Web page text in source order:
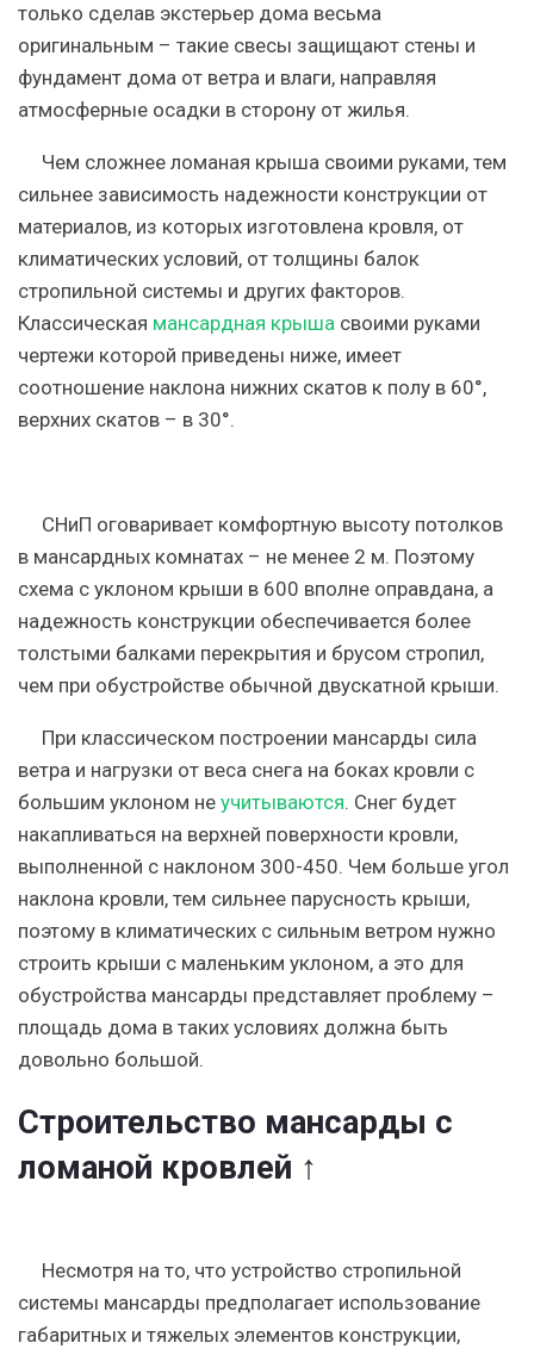
только сделав экстерьер дома весьма
оригинальным – такие свесы защищают стены и
фундамент дома от ветра и влаги, направляя
атмосферные осадки в сторону от жилья.
Чем сложнее ломаная крыша своими руками, тем
сильнее зависимость надежности конструкции от
материалов, из которых изготовлена кровля, от
климатических условий, от толщины балок
стропильной системы и других факторов.
Классическая мансардная крыша своими руками
чертежи которой приведены ниже, имеет
соотношение наклона нижних скатов к полу в 60°,
верхних скатов – в 30°.
СНиП оговаривает комфортную высоту потолков
в мансардных комнатах – не менее 2 м. Поэтому
схема с уклоном крыши в 600 вполне оправдана, а
надежность конструкции обеспечивается более
толстыми балками перекрытия и брусом стропил,
чем при обустройстве обычной двускатной крыши.
При классическом построении мансарды сила
ветра и нагрузки от веса снега на боках кровли с
большим уклоном не учитываются. Снег будет
накапливаться на верхней поверхности кровли,
выполненной с наклоном 300-450. Чем больше угол
наклона кровли, тем сильнее парусность крыши,
поэтому в климатических с сильным ветром нужно
строить крыши с маленьким уклоном, а это для
обустройства мансарды представляет проблему –
площадь дома в таких условиях должна быть
довольно большой.
Строительство мансарды с
ломаной кровлей ↑
Несмотря на то, что устройство стропильной
системы мансарды предполагает использование
габаритных и тяжелых элементов конструкции,